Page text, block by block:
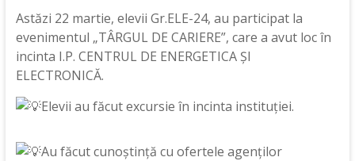
Astăzi 22 martie, elevii Gr.ELE-24, au participat la
evenimentul „TÂRGUL DE CARIERE”, care a avut loc în
incinta I.P. CENTRUL DE ENERGETICA ȘI
ELECTRONICĂ.
Elevii au făcut excursie în incinta instituției.
Au făcut cunoștință cu ofertele agenților